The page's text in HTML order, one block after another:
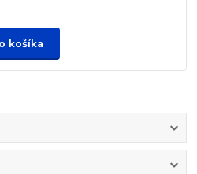
košíka